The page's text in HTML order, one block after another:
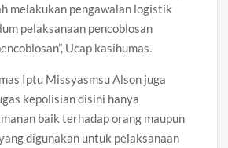
melakukan pengawalan logistik
pelaksanaan pencoblosan
Ucap kasihumas.
Iptu Missyasmsu Alson juga
kepolisian disini hanya
baik terhadap orang maupun
digunakan untuk pelaksanaan